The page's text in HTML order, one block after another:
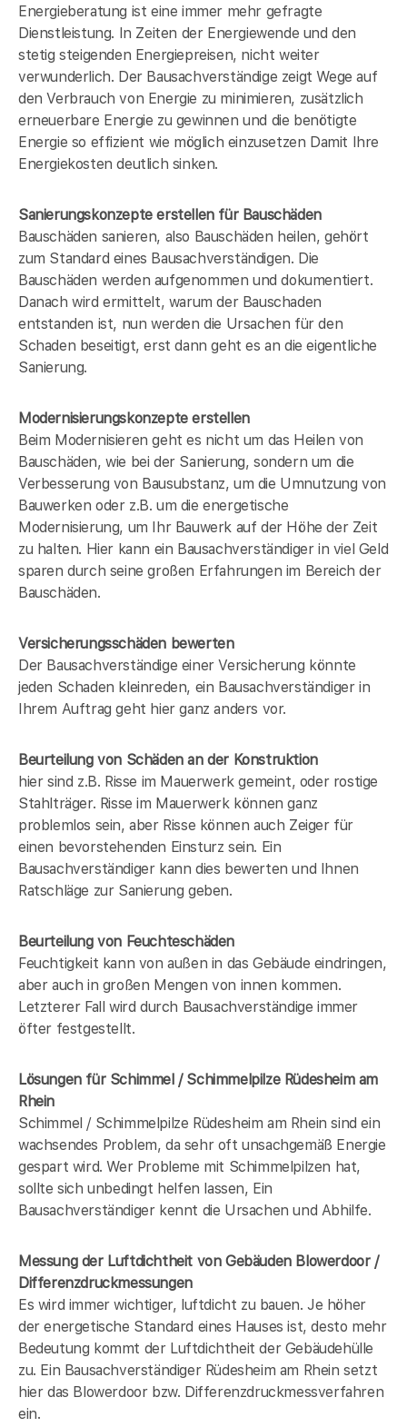
Energieberatung ist eine immer mehr gefragte
Dienstleistung. In Zeiten der Energiewende und den
stetig steigenden Energiepreisen, nicht weiter
verwunderlich. Der Bausachverständige zeigt Wege auf
den Verbrauch von Energie zu minimieren, zusätzlich
erneuerbare Energie zu gewinnen und die benötigte
Energie so effizient wie möglich einzusetzen Damit Ihre
Energiekosten deutlich sinken.
Sanierungskonzepte erstellen für Bauschäden
Bauschäden sanieren, also Bauschäden heilen, gehört
zum Standard eines Bausachverständigen. Die
Bauschäden werden aufgenommen und dokumentiert.
Danach wird ermittelt, warum der Bauschaden
entstanden ist, nun werden die Ursachen für den
Schaden beseitigt, erst dann geht es an die eigentliche
Sanierung.
Modernisierungskonzepte erstellen
Beim Modernisieren geht es nicht um das Heilen von
Bauschäden, wie bei der Sanierung, sondern um die
Verbesserung von Bausubstanz, um die Umnutzung von
Bauwerken oder z.B. um die energetische
Modernisierung, um Ihr Bauwerk auf der Höhe der Zeit
zu halten. Hier kann ein Bausachverständiger in viel Geld
sparen durch seine großen Erfahrungen im Bereich der
Bauschäden.
Versicherungsschäden bewerten
Der Bausachverständige einer Versicherung könnte
jeden Schaden kleinreden, ein Bausachverständiger in
Ihrem Auftrag geht hier ganz anders vor.
Beurteilung von Schäden an der Konstruktion
hier sind z.B. Risse im Mauerwerk gemeint, oder rostige
Stahlträger. Risse im Mauerwerk können ganz
problemlos sein, aber Risse können auch Zeiger für
einen bevorstehenden Einsturz sein. Ein
Bausachverständiger kann dies bewerten und Ihnen
Ratschläge zur Sanierung geben.
Beurteilung von Feuchteschäden
Feuchtigkeit kann von außen in das Gebäude eindringen,
aber auch in großen Mengen von innen kommen.
Letzterer Fall wird durch Bausachverständige immer
öfter festgestellt.
Lösungen für Schimmel / Schimmelpilze Rüdesheim am
Rhein
Schimmel / Schimmelpilze Rüdesheim am Rhein sind ein
wachsendes Problem, da sehr oft unsachgemäß Energie
gespart wird. Wer Probleme mit Schimmelpilzen hat,
sollte sich unbedingt helfen lassen, Ein
Bausachverständiger kennt die Ursachen und Abhilfe.
Messung der Luftdichtheit von Gebäuden Blowerdoor /
Differenzdruckmessungen
Es wird immer wichtiger, luftdicht zu bauen. Je höher
der energetische Standard eines Hauses ist, desto mehr
Bedeutung kommt der Luftdichtheit der Gebäudehülle
zu. Ein Bausachverständiger Rüdesheim am Rhein setzt
hier das Blowerdoor bzw. Differenzdruckmessverfahren
ein.